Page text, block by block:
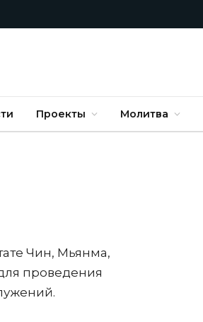
Проекты Молитва
Чин, Мьянма,
проведения